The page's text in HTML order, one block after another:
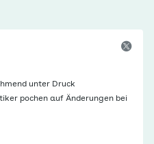
unter Druck
pochen auf Änderungen bei